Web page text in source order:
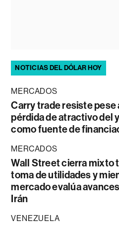
NOTICIAS DEL DÓLAR HOY
MERCADOS
Carry trade resiste pese
pérdida de atractivo del
como fuente de
MERCADOS
Wall Street cierra mixto
toma de utilidades y
mercado evalúa
Irán
VENEZUELA